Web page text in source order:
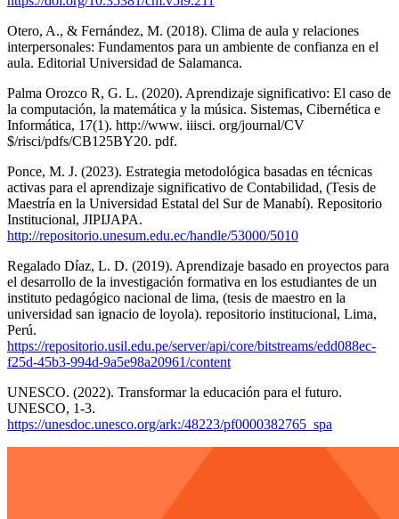
Otero, A., & Fernández, M. (2018). Clima de aula y relaciones
interpersonales: Fundamentos para un ambiente de confianza en el
aula. Editorial Universidad de Salamanca.
Palma Orozco R, G. L. (2020). Aprendizaje significativo: El caso de
la computación, la matemática y la música. Sistemas, Cibernética e
Informática, 17(1). http://www. iiisci. org/journal/CV
$/risci/pdfs/CB125BY20. pdf.
Ponce, M. J. (2023). Estrategia metodológica basadas en técnicas
activas para el aprendizaje significativo de Contabilidad, (Tesis de
Maestría en la Universidad Estatal del Sur de Manabí). Repositorio
Institucional, JIPIJAPA.
http://repositorio.unesum.edu.ec/handle/53000/5010
Regalado Díaz, L. D. (2019). Aprendizaje basado en proyectos para
el desarrollo de la investigación formativa en los estudiantes de un
instituto pedagógico nacional de lima, (tesis de maestro en la
universidad san ignacio de loyola). repositorio institucional, Lima,
Perú.
https://repositorio.usil.edu.pe/server/api/core/bitstreams/edd088ec-
f25d-45b3-994d-9a5e98a20961/content
UNESCO. (2022). Transformar la educación para el futuro.
UNESCO, 1-3.
https://unesdoc.unesco.org/ark:/48223/pf0000382765_spa